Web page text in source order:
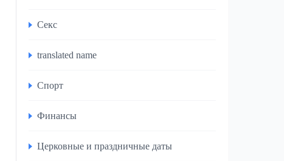
Секс
translated name
Спорт
Финансы
Церковные и праздничные даты